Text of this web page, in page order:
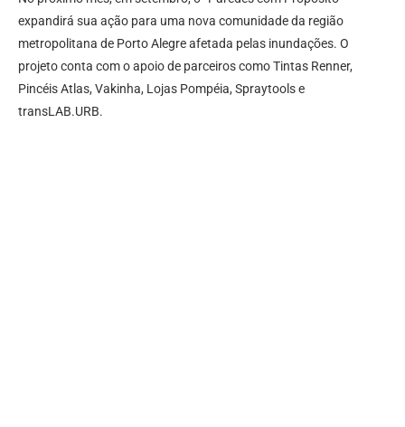
expandirá sua ação para uma nova comunidade da região
metropolitana de Porto Alegre afetada pelas inundações. O
projeto conta com o apoio de parceiros como Tintas Renner,
Pincéis Atlas, Vakinha, Lojas Pompéia, Spraytools e
transLAB.URB.